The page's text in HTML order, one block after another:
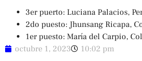
3er puerto: Luciana Palacios,
2do puesto: Jhunsang Ricapa,
1er puesto: María del Carpio,
octubre 1, 2023
10:02 pm